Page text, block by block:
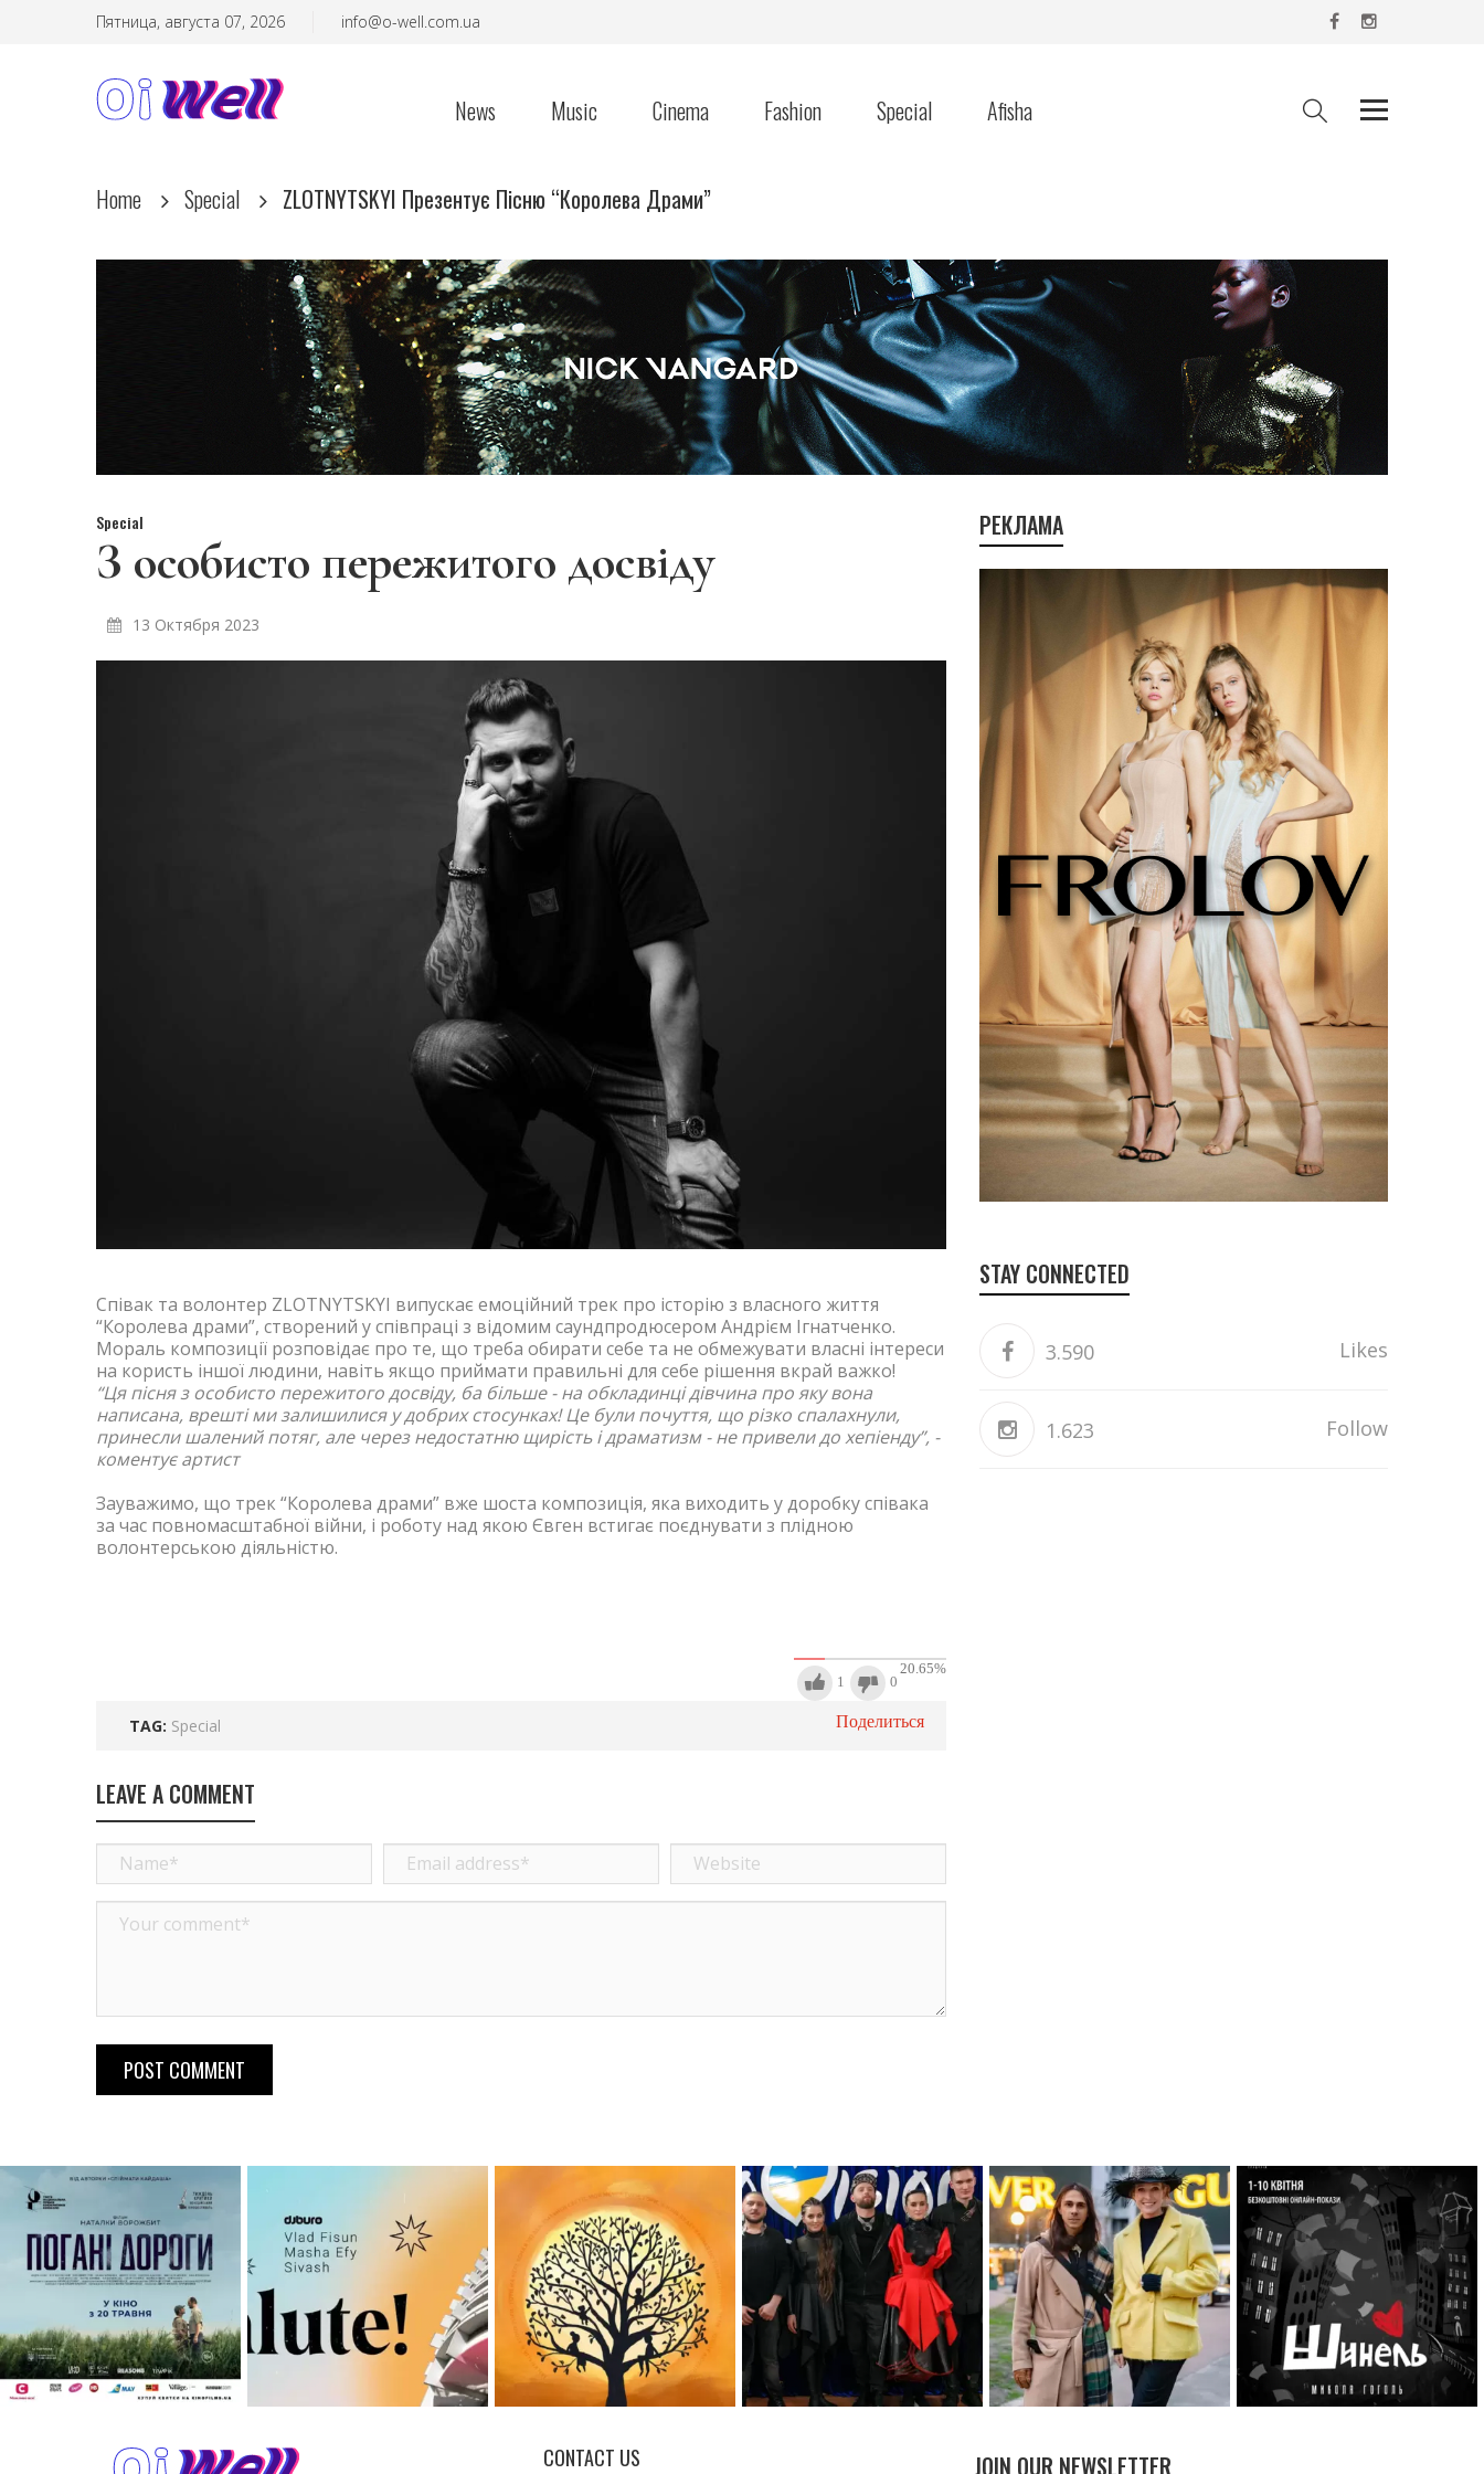
Пятница, августа 07, 2026 info@o-well.com.ua
News Music Cinema Fashion Special Afisha
Home Special ZLOTNYTSKYI Презентує Пісню “Королева Драми”
Special
З особисто пережитого досвіду
13 Октября 2023
Співак та волонтер ZLOTNYTSKYI випускає емоційний трек про історію з власного життя
“Королева драми”, створений у співпраці з відомим саундпродюсером Андрієм Ігнатченко.
Мораль композиції розповідає про те, що треба обирати себе та не обмежувати власні інтереси
на користь іншої людини, навіть якщо приймати правильні для себе рішення вкрай важко!
“Ця пісня з особисто пережитого досвіду, ба більше - на обкладинці дівчина про яку вона
написана, врешті ми залишилися у добрих стосунках! Це були почуття, що різко спалахнули,
принесли шалений потяг, але через недостатню щирість і драматизм - не привели до хепіенду”, -
коментує артист
Зауважимо, що трек “Королева драми” вже шоста композиція, яка виходить у доробку співака
за час повномасштабної війни, і роботу над якою Євген встигає поєднувати з плідною
волонтерською діяльністю.
20.65%
1
0
TAG: Special Поделиться
LEAVE A COMMENT
POST COMMENT
РЕКЛАМА
STAY CONNECTED
3.590 Likes
1.623 Follow
CONTACT US JOIN OUR NEWSLETTER